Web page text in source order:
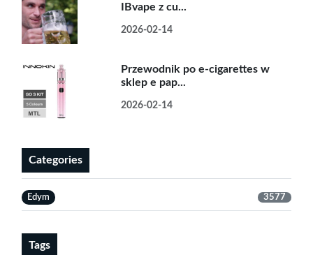
IBvape z cu...
2026-02-14
Przewodnik po e-cigarettes w
sklep e pap...
2026-02-14
Categories
Edym 3577
Tags